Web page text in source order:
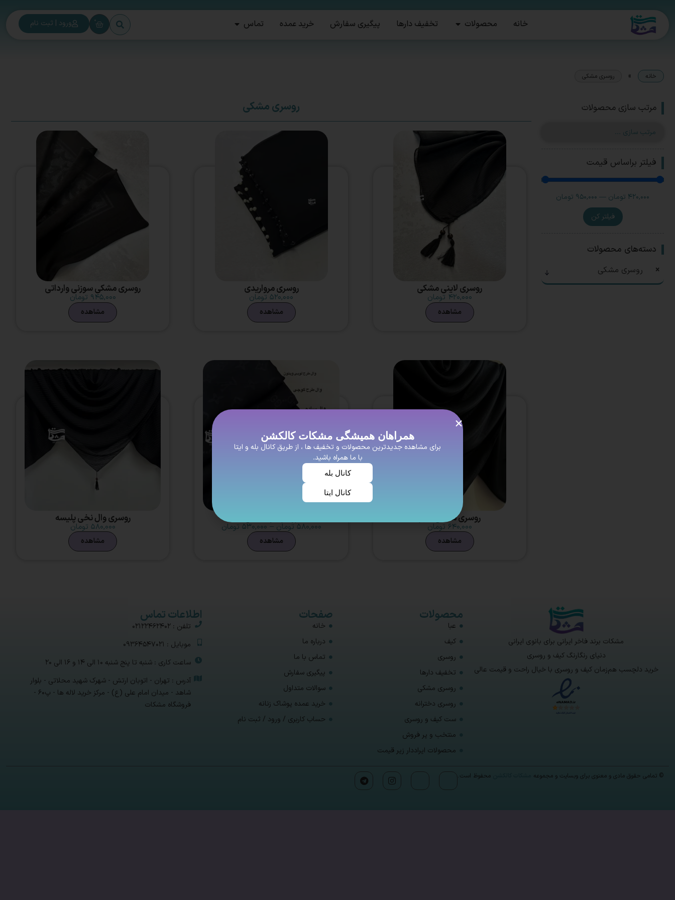
خانه محصولات تخفیف دارها پیگیری سفارش خرید عمده تماس 0 ورود | ثبت نام
خانه » روسری مشکی
مرتب سازی محصولات
فیلتر براساس قیمت
420,000 تومان —
950,000 تومان
فیلتر کن
دسته‌های محصولات
× روسری مشکی
روسری مشکی
روسری لاینی مشکی
۴۲۰,۰۰۰ تومان
مشاهده
روسری مرواریدی
۵۲۰,۰۰۰ تومان
مشاهده
روسری مشکی سوزنی وارداتی
۹۴۵,۰۰۰ تومان
مشاهده
روسری مشکی دنیز
۶۴۰,۰۰۰ تومان
مشاهده
۵۸۰,۰۰۰ تومان – ۵۳۰,۰۰۰ تومان
مشاهده
روسری وال نخی پلیسه
۵۸۰,۰۰۰ تومان
مشاهده
مشکات برند فاخر ایرانی برای بانوی ایرانی
دنیای رنگارنگ کیف و روسری
خرید دلچسب هم‌زمان کیف و روسری با خیال راحت و قیمت عالی
محصولات
عبا
کیف
روسری
تخفیف دارها
روسری مشکی
روسری دخترانه
ست کیف و روسری
منتخب و پر فروش
محصولات ایراددار زیر قیمت
صفحات
خانه
درباره ما
تماس با ما
پیگیری سفارش
سوالات متداول
خرید عمده پوشاک زنانه
حساب کاربری / ورود / ثبت نام
اطلاعات تماس
تلفن : 02122462402
موبایل : 09364547021
ساعت کاری : شنبه تا پنج شنبه 10 الی 14 و 16 الی 20
آدرس : تهران - اتوبان ارتش - شهرک شهید محلاتی - بلوار
شاهد - میدان امام علی (ع) - مرکز خرید لاله ها - پ۶۰ -
فروشگاه مشکات
© تمامی حقوق مادی و معنوی برای وبسایت و مجموعه محفوظ است.
همراهان همیشگی مشکات کالکشن
برای مشاهده جدیدترین محصولات و تخفیف ها ، از طریق کانال بله و ایتا
با ما همراه باشید.
کانال بله
کانال ایتا